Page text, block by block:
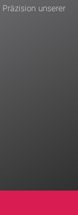
unserer